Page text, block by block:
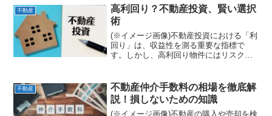
紫外線から私たちを守ってくれる大切な
役割を果たしています。し...
不動産
高利回り？不動産投資、賢い選択
術
(※イメージ画像)不動産投資における「利
回り」は、収益性を測る重要な指標で
す。しかし、高利回り物件にはリスクも
を網羅的に解説します。不動産投資で成
功を収めるためには、利...
不動産
不動産仲介手数料の相場を徹底解
説！損しないための知識
(※イメージ画像)不動産の購入や売却を検